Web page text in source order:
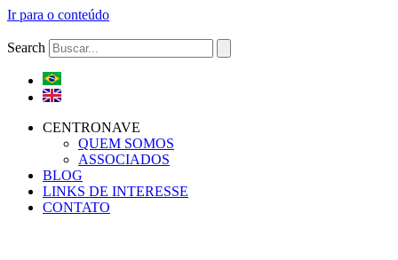
Ir para o conteúdo
Search
CENTRONAVE
QUEM SOMOS
ASSOCIADOS
BLOG
LINKS DE INTERESSE
CONTATO